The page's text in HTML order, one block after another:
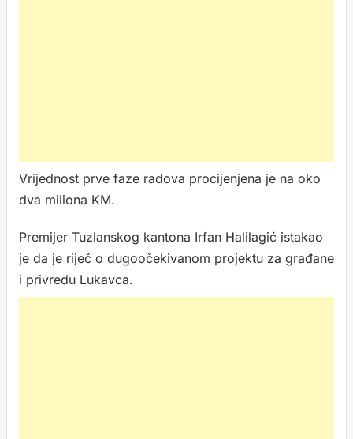
Vrijednost prve faze radova procijenjena je na oko
dva miliona KM.
Premijer Tuzlanskog kantona Irfan Halilagić istakao
je da je riječ o dugoočekivanom projektu za građane
i privredu Lukavca.